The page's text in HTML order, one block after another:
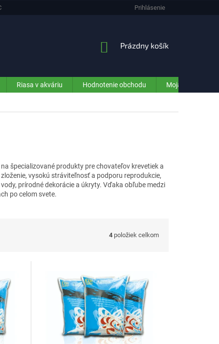
OSOBNÝCH ÚDAJOV (GDPR) - INFORMÁCIE PRE ZÁKAZNÍKOV E-
Prihlásenie
NÁKUPNÝ
Prázdny košík
Riasa v akváriu Hodnotenie obchodu Moja objednávka
na špecializované produkty pre chovateľov krevetiek a
vysokú stráviteľnosť a podporu reprodukcie,
prírodné dekorácie a úkryty. Vďaka obľube medzi
po celom svete.
4 položiek celkom